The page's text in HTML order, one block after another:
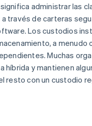
administrar las
través de carteras
Los custodios
a menudo
Muchas
híbrida y mantienen
resto con un custodio